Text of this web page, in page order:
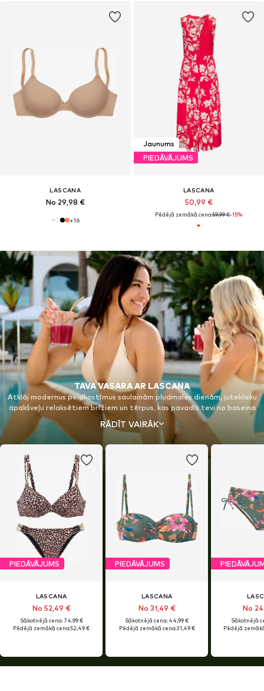
LASCANA
No 29,98 €
+16
Jaunums
PIEDĀVĀJUMS
LASCANA
50,99 €
Pēdējā zemākā cena:59,99 €-15%
TAVA VASARA AR LASCANA
Atklāj modernus peldkostīmus saulainām pludmales dienām, juteklisku
apakšveļu relaksētiem brīžiem un tērpus, kas pavadīs tevi no baseina
līdz pludmalei. Viļņojoši silueti, vasarīgas krāsas un burvīgas detaļas
apvieno komfortu ar sievišķīgu eleganci. Jūties brīva, pašpārliecināta
un pilnībā tu pati – ar tērpiem, kas ieskauj tavu vasaru un padara katru
mirkli īpašu. Vai esi gatava savai vasarai?
RĀDĪT VAIRĀK
PIEDĀVĀJUMS
LASCANA
No 52,49 €
Sākotnējā cena: 74,99 €
Pēdējā zemākā cena:52,49 €
PIEDĀVĀJUMS
LASCANA
No 31,49 €
Sākotnējā cena: 44,99 €
Pēdējā zemākā cena:31,49 €
No
Sākotnējā
Pēdējā